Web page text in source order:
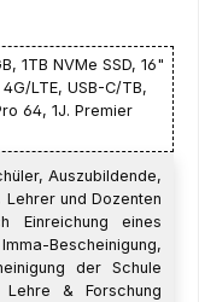
1TB NVMe SSD, 16"
LTE, USB-C/TB,
64, 1J. Premier
Auszubildende,
und Dozenten
eines
Bescheinigung,
der Schule
& Forschung